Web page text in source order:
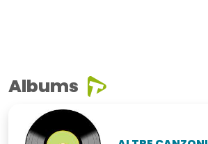
Albums